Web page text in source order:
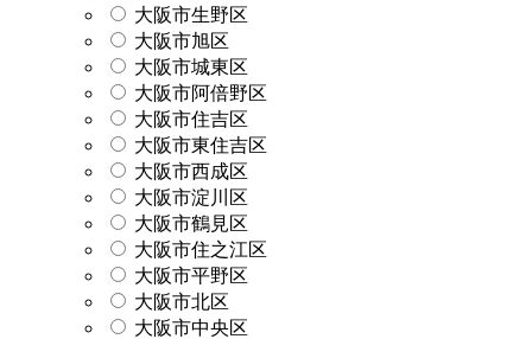
大阪市生野区
大阪市旭区
大阪市城東区
大阪市阿倍野区
大阪市住吉区
大阪市東住吉区
大阪市西成区
大阪市淀川区
大阪市鶴見区
大阪市住之江区
大阪市平野区
大阪市北区
大阪市中央区